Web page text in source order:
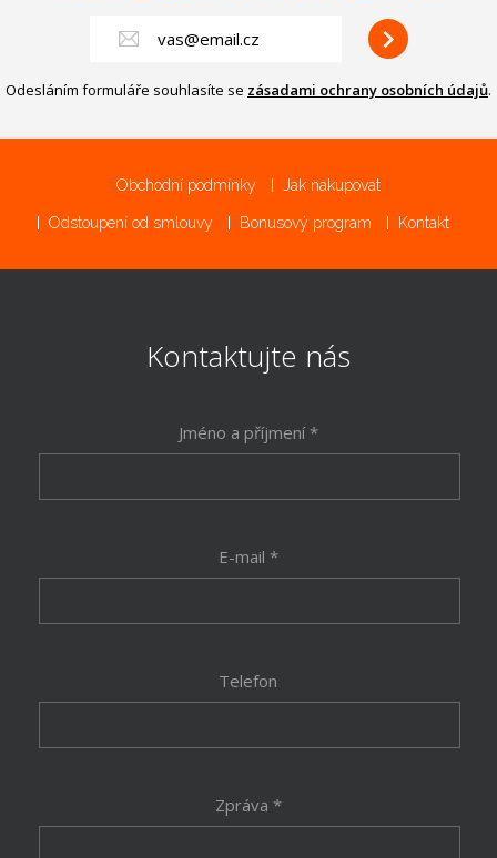
Odesláním formuláře souhlasíte se zásadami ochrany osobních údajů.
Obchodní podmínky Jak nakupovat
Odstoupení od smlouvy Bonusový program Kontakt
Kontaktujte nás
Jméno a příjmení *
E-mail *
Telefon
Zpráva *